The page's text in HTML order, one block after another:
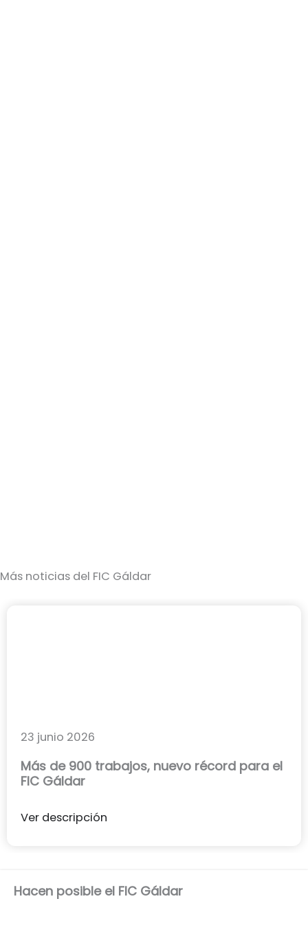
Más noticias del FIC Gáldar
23 junio 2026
Más de 900 trabajos, nuevo récord para el
FIC Gáldar
Ver descripción
Hacen posible el FIC Gáldar